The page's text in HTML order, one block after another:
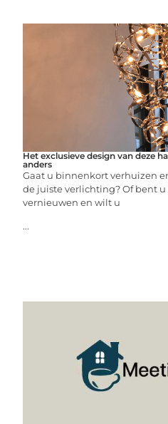
Het exclusieve design van deze
anders
Gaat u binnenkort verhuizen
de juiste verlichting? Of bent
vernieuwen en wilt u
...